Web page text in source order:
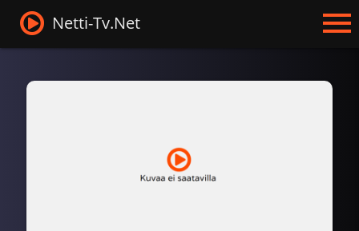
Netti-Tv.Net